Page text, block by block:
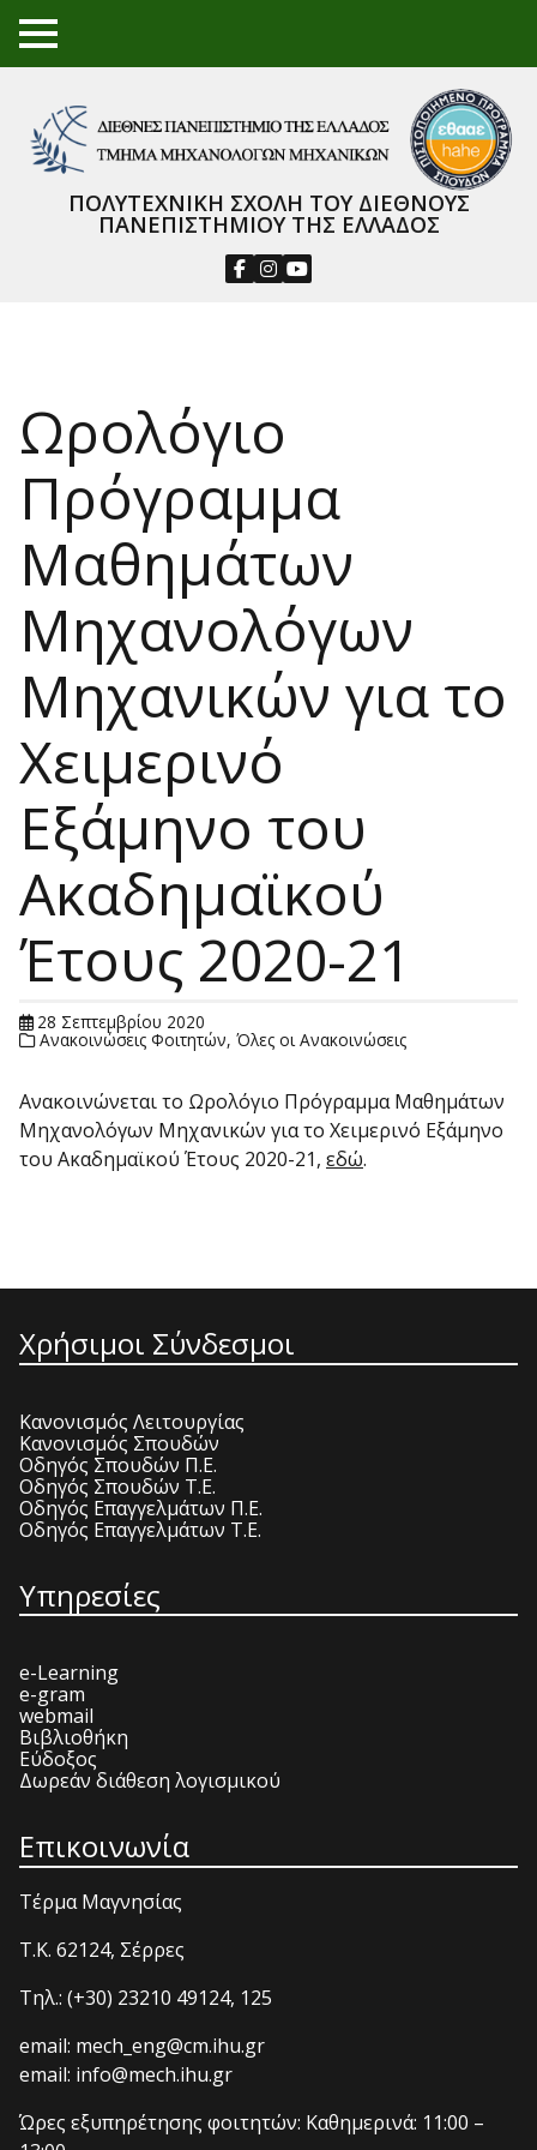
TO
GGL
NU
ΠΟΛΥΤΕΧΝΙΚΗ ΣΧΟΛΗ ΤΟΥ ΔΙΕΘΝΟΥΣ
ΠΑΝΕΠΙΣΤΗΜΙΟΥ ΤΗΣ ΕΛΛΑΔΟΣ
Ωρολόγιο
Πρόγραμμα
Μαθημάτων
Μηχανολόγων
Μηχανικών για το
Χειμερινό
Εξάμηνο του
Ακαδημαϊκού
Έτους 2020-21
28 Σεπτεμβρίου 2020
Ανακοινώσεις Φοιτητών,Όλες οι Ανακοινώσεις
Ανακοινώνεται το Ωρολόγιο Πρόγραμμα Μαθημάτων
Μηχανολόγων Μηχανικών για το Χειμερινό Εξάμηνο
του Ακαδημαϊκού Έτους 2020-21, εδώ.
Χρήσιμοι Σύνδεσμοι
Κανονισμός Λειτουργίας
Κανονισμός Σπουδών
Οδηγός Σπουδών Π.Ε.
Οδηγός Σπουδών Τ.Ε.
Οδηγός Επαγγελμάτων Π.Ε.
Οδηγός Επαγγελμάτων Τ.Ε.
Υπηρεσίες
e-Learning
e-gram
webmail
Βιβλιοθήκη
Εύδοξος
Δωρεάν διάθεση λογισμικού
Επικοινωνία
Τέρμα Μαγνησίας
T.K. 62124, Σέρρες
Τηλ.: (+30) 23210 49124, 125
email: mech_eng@cm.ihu.gr
email: info@mech.ihu.gr
Ώρες εξυπηρέτησης φοιτητών: Καθημερινά: 11:00 –